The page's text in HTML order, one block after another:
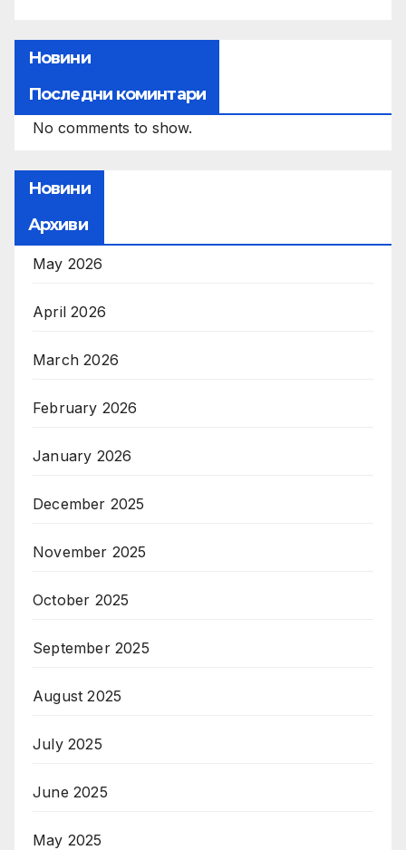
Новини
Последни коминтари
No comments to show.
Новини
Архиви
May 2026
April 2026
March 2026
February 2026
January 2026
December 2025
November 2025
October 2025
September 2025
August 2025
July 2025
June 2025
May 2025